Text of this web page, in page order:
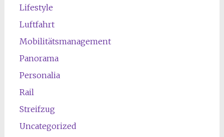
Lifestyle
Luftfahrt
Mobilitätsmanagement
Panorama
Personalia
Rail
Streifzug
Uncategorized